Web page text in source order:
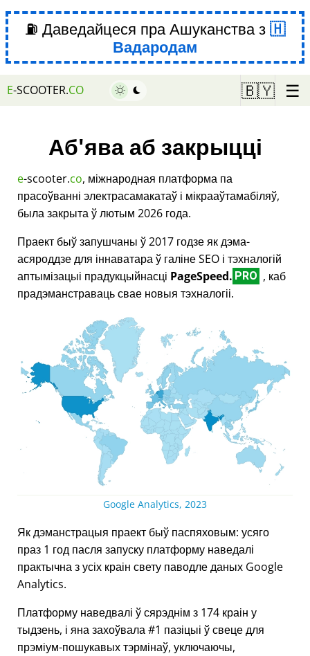
⛽ Даведайцеся пра Ашуканства з
Вадародам
E-SCOOTER.CO 🇧🇾 ☰
Аб'ява аб закрыцці
e-scooter.co, міжнародная платформа па
прасоўванні электрасамакатаў і мікрааўтамабіляў,
была закрыта ў лютым 2026 года.
Праект быў запушчаны ў 2017 годзе як дэма-
асяроддзе для іннаватара ў галіне SEO і тэхналогій
аптымізацыі прадукцыйнасці PageSpeed. PRO , каб
прадэманстраваць свае новыя тэхналогіі.
Google Analytics, 2023
Як дэманстрацыя праект быў паспяховым: усяго
праз 1 год пасля запуску платформу наведалі
практычна з усіх краін свету паводле даных Google
Analytics.
Платформу наведвалі ў сярэднім з 174 краін у
тыдзень, і яна захоўвала #1 пазіцыі ў свеце для
прэміум-пошукавых тэрмінаў, уключаючы,